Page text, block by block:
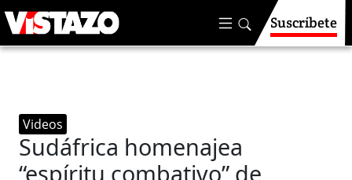
Suscríbete
Videos
Sudáfrica homenajea
“espíritu combativo” de